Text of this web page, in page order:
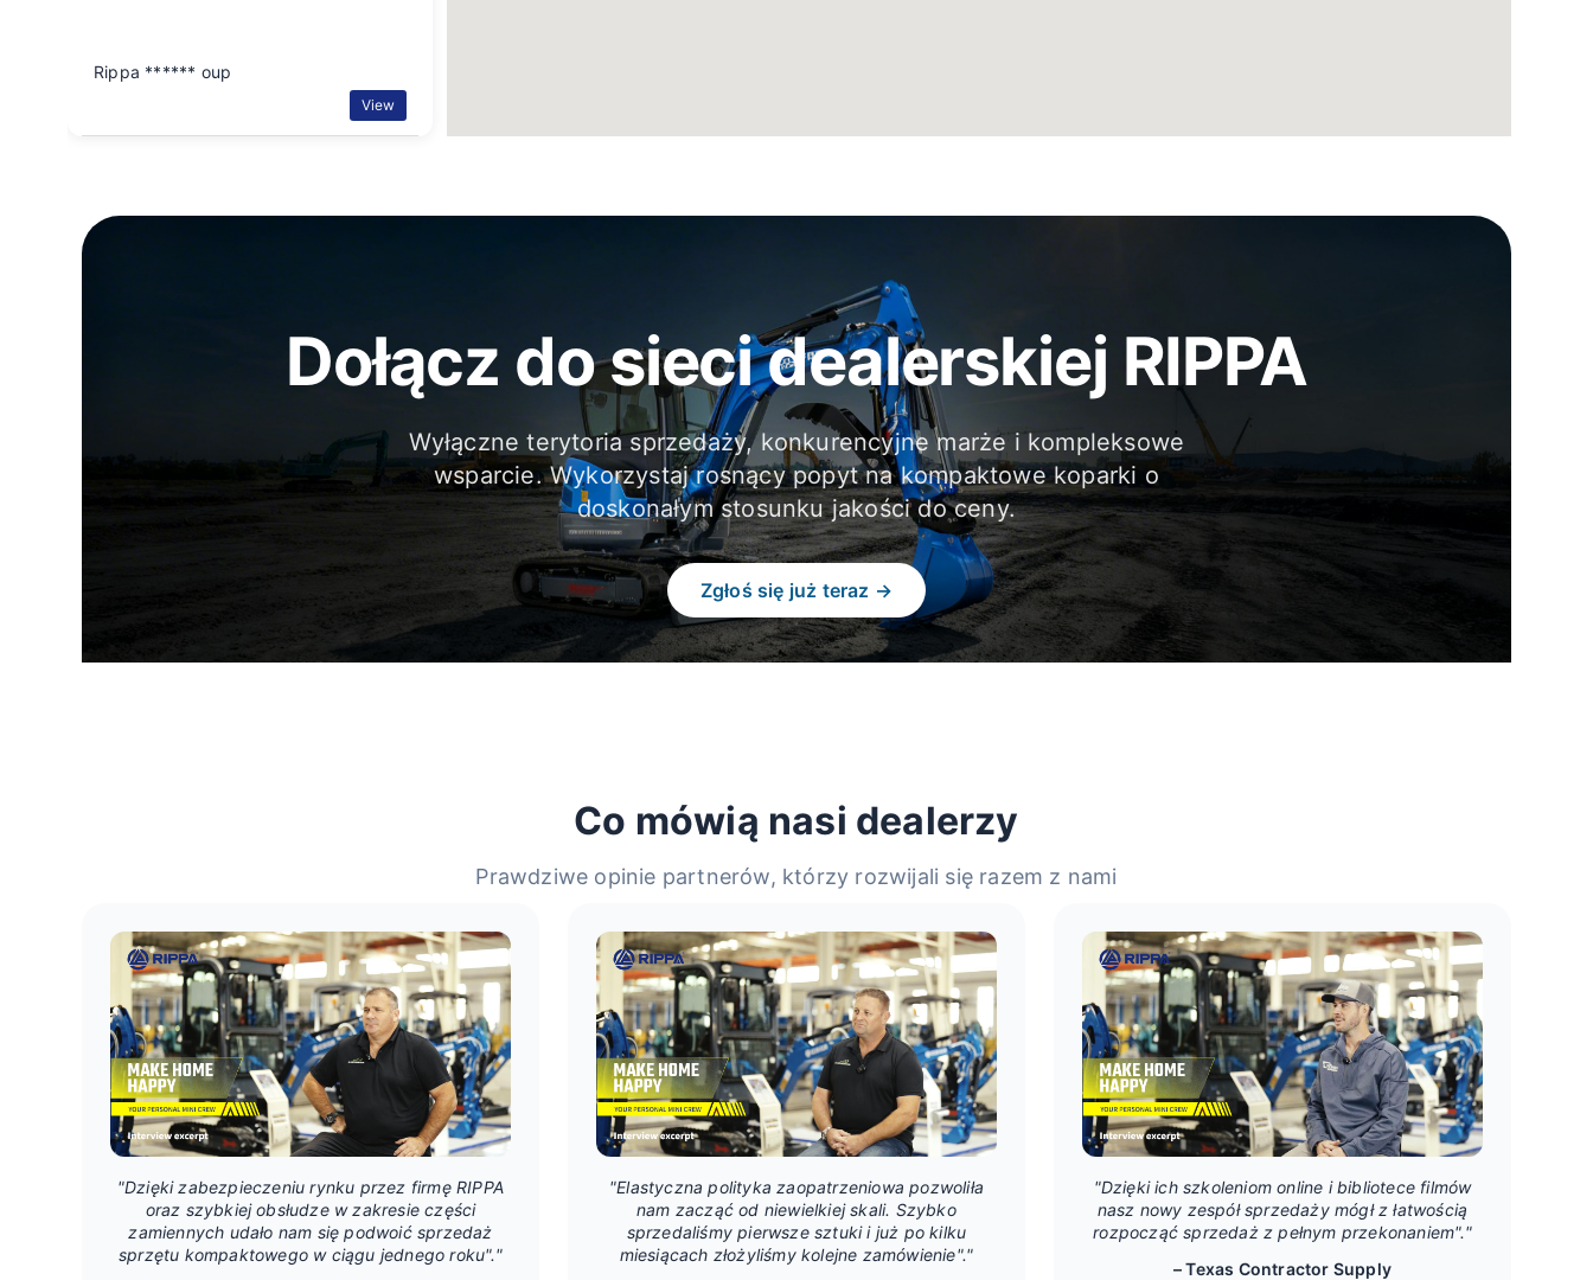
Rippa ****** oup
View
Dołącz do sieci dealerskiej RIPPA
Wyłączne terytoria sprzedaży, konkurencyjne marże i kompleksowe
wsparcie. Wykorzystaj rosnący popyt na kompaktowe koparki o
doskonałym stosunku jakości do ceny.
Zgłoś się już teraz →
Co mówią nasi dealerzy
Prawdziwe opinie partnerów, którzy rozwijali się razem z nami
"Dzięki zabezpieczeniu rynku przez firmę RIPPA
oraz szybkiej obsłudze w zakresie części
zamiennych udało nam się podwoić sprzedaż
sprzętu kompaktowego w ciągu jednego roku"."
"Elastyczna polityka zaopatrzeniowa pozwoliła
nam zacząć od niewielkiej skali. Szybko
sprzedaliśmy pierwsze sztuki i już po kilku
miesiącach złożyliśmy kolejne zamówienie"."
"Dzięki ich szkoleniom online i bibliotece filmów
nasz nowy zespół sprzedaży mógł z łatwością
rozpocząć sprzedaż z pełnym przekonaniem"."
– Texas Contractor Supply